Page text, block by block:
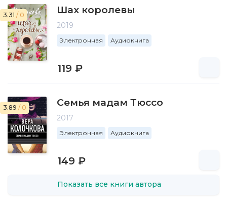
3.31 / 0 Шах королевы
2019
Электронная Аудиокнига
119 ₽
3.89 / 0 Семья мадам Тюссо
2017
Электронная Аудиокнига
149 ₽
Показать все книги автора